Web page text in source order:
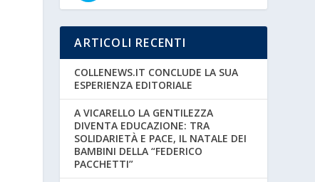
ARTICOLI RECENTI
COLLENEWS.IT CONCLUDE LA SUA
ESPERIENZA EDITORIALE
A VICARELLO LA GENTILEZZA
DIVENTA EDUCAZIONE: TRA
SOLIDARIETÀ E PACE, IL NATALE DEI
BAMBINI DELLA “FEDERICO
PACCHETTI”